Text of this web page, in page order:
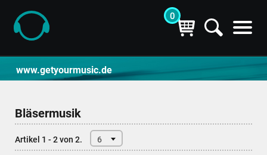
0
www.getyourmusic.de
Bläsermusik
Artikel 1 - 2 von 2. 6